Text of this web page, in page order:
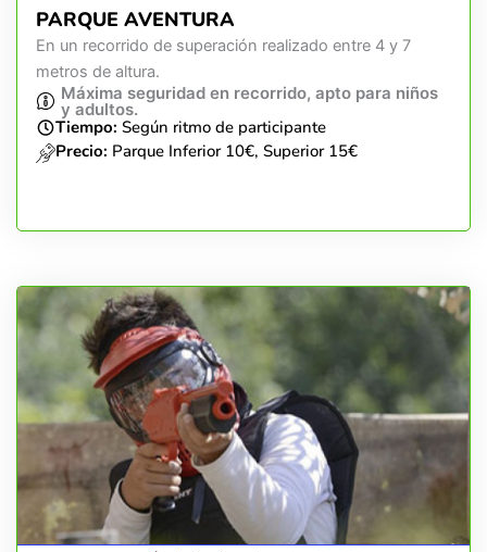
PARQUE AVENTURA
En un recorrido de superación realizado entre 4 y 7
metros de altura.
Máxima seguridad en recorrido, apto para niños
y adultos.
Tiempo: Según ritmo de participante
Precio: Parque Inferior 10€, Superior 15€